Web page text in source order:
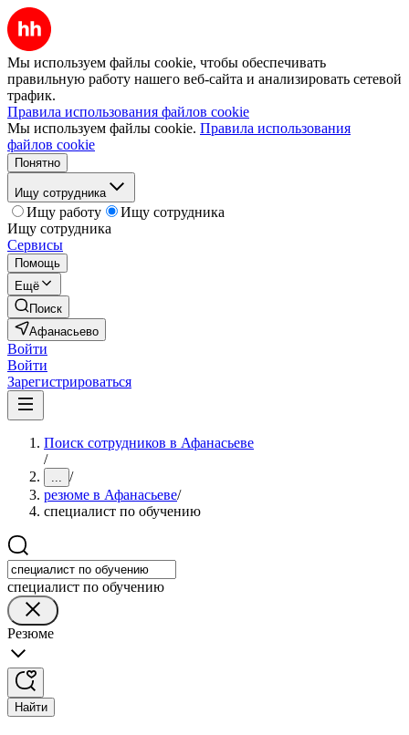
Мы используем файлы cookie, чтобы обеспечивать
правильную работу нашего веб-сайта и анализировать сетевой
трафик.
Правила использования файлов cookie
Мы используем файлы cookie. Правила использования
файлов cookie
Понятно
Ищу сотрудника
Ищу работу
Ищу сотрудника
Ищу сотрудника
Сервисы
Помощь
Ещё
Поиск
Афанасьево
Войти
Войти
Зарегистрироваться
Поиск сотрудников в Афанасьеве
/
... /
резюме в Афанасьеве/
специалист по обучению
специалист по обучению
Резюме
Найти